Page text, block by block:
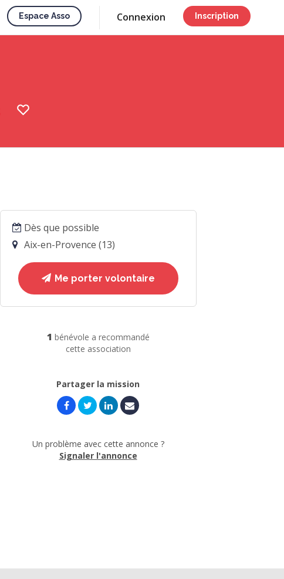
Espace Asso Connexion Inscription
Dès que possible
Aix-en-Provence (13)
Me porter volontaire
1 bénévole a recommandé
cette association
Partager la mission
Un problème avec cette annonce ?
Signaler l'annonce